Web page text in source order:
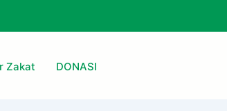
Zakat DONASI